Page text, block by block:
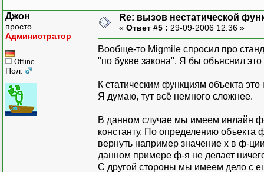
Джон
просто
Администратор
Offline
Пол:
Re: вызов нестатической
« Ответ #5 : 29-09-2006 12:36 »
Вообще-то Migmile спросил про
"по букве закона". Я бы объяснил
К статическим функциям объекта
Я думаю, тут всё немного сложнее.
В данном случае мы имеем инлайн ф-
константу. По определению объекта
вернуть например значение х в ф-
данном примере ф-я не делает
С другой стороны мы имеем дело с